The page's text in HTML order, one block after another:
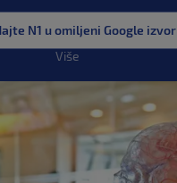
N1 u omiljeni Google izvor
Više